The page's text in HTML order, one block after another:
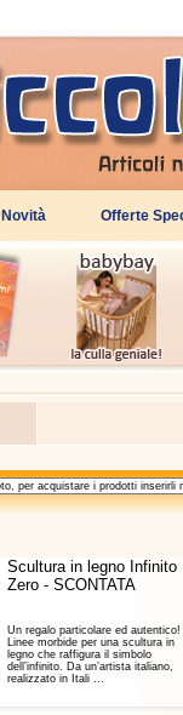
Scultura in legno Infinito
Zero - SCONTATA
Un regalo particolare ed autentico!
Linee morbide per una scultura in
legno che raffigura il simbolo
dell’infinito. Da un’artista italiano,
realizzato in Itali ...